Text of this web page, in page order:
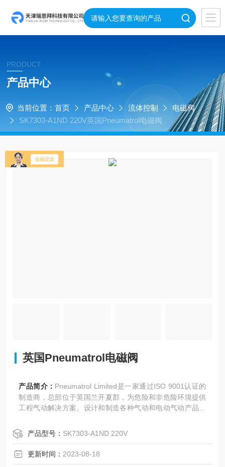
PRODUCT
产品中心
当前位置： 首页 产品中心 流体控制
电磁阀
SK7303-A1ND 220V英国Pneumatrol电磁阀
英国Pneumatrol电磁阀
产品简介： Pneumatrol Limited是一家通过ISO 9001认证的
制造商，总部位于英国兰开夏郡，为危险和非危险环境提供
工程气动解决方案。设计和制造各种气动和电动气动产品，
足客户的要求。50多年来，英国Pneumatrol电磁阀开发了技
术和制造专业知识以及必要的市场知识，以满足过程，铁
路，能源和工业市场部门的需求。
产品型号： SK7303-A1ND 220V
更新时间： 2023-08-18